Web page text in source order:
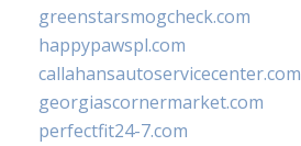
greenstarsmogcheck.com
happypawspl.com
callahansautoservicecenter.com
georgiascornermarket.com
perfectfit24-7.com